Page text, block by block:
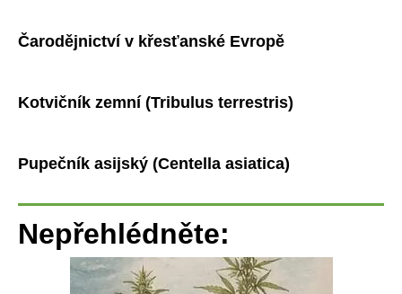
Čarodějnictví v křesťanské Evropě
Kotvičník zemní (Tribulus terrestris)
Pupečník asijský (Centella asiatica)
Nepřehlédněte: